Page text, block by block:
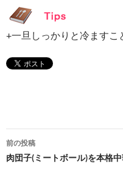
+一旦しっかりと冷ますこ
投
稿
前の投稿
肉団子(ミートボール)を本格